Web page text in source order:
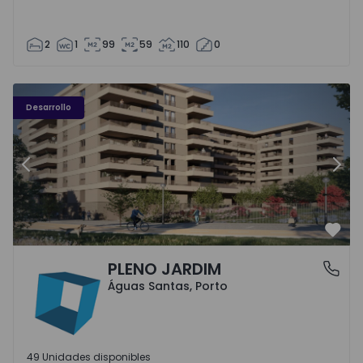
2 1 99 59 110 0
Desarrollo
PLENO JARDIM - 3
Anterior
Águas Santas, PortoPLENO JARDIM
Águas Santas, Porto
49 Unidades disponibles